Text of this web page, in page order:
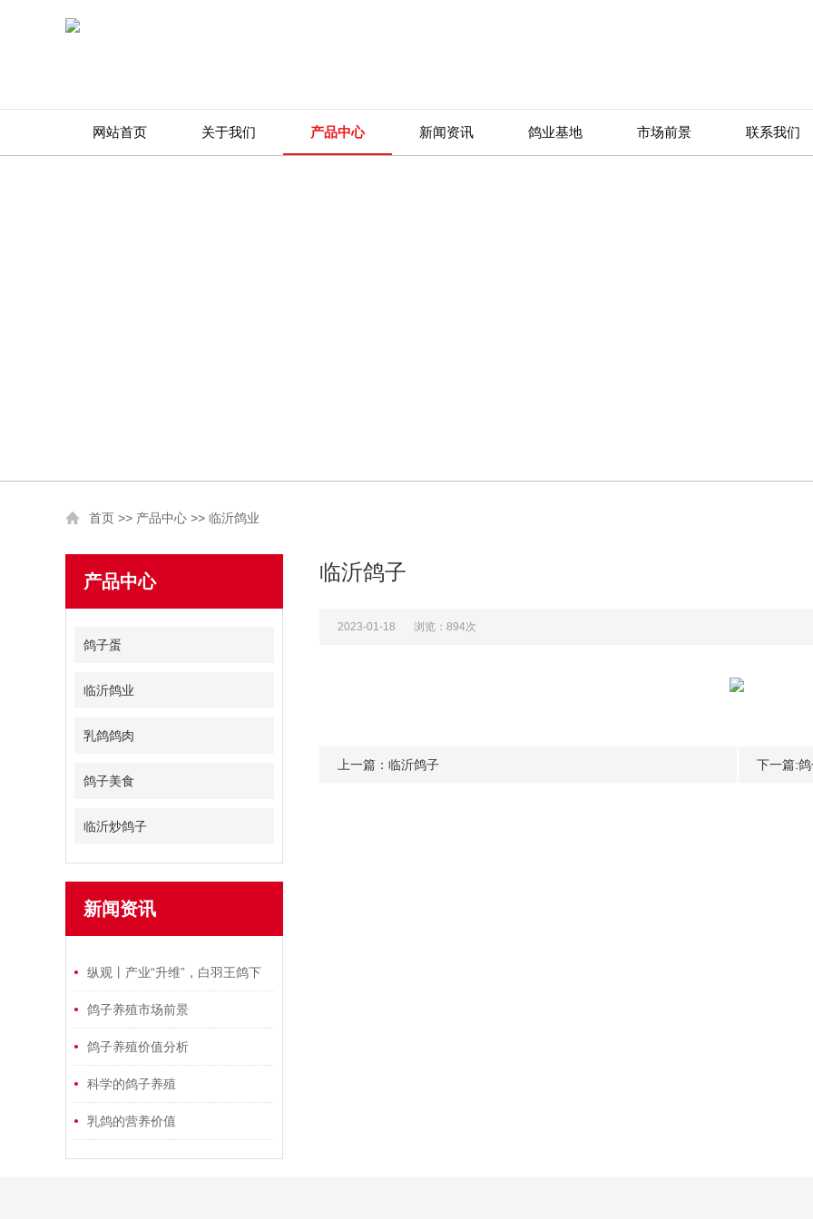
网站首页 关于我们 产品中心 新闻资讯 鸽业基地 市场前景 联系我们
首页 >> 产品中心 >> 临沂鸽业
产品中心
鸽子蛋
临沂鸽业
乳鸽鸽肉
鸽子美食
临沂炒鸽子
新闻资讯
纵观丨产业“升维”，白羽王鸽下
出“金蛋蛋”
鸽子养殖市场前景
鸽子养殖价值分析
科学的鸽子养殖
乳鸽的营养价值
临沂鸽子
2023-01-18 浏览：894次
上一篇：临沂鸽子 下一篇: